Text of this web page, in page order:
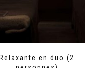
Relaxante en duo (2